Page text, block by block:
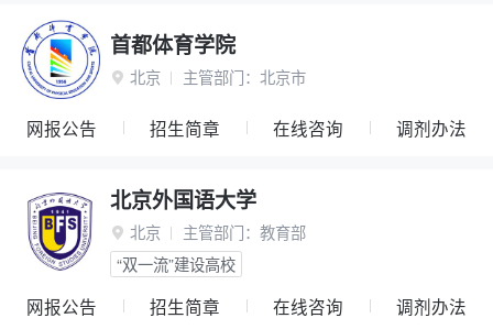
首都体育学院
 北京 主管部门： 北京市
网报公告 招生简章 在线咨询 调剂办法
北京外国语大学
 北京 主管部门： 教育部
“双一流”建设高校
网报公告 招生简章 在线咨询 调剂办法